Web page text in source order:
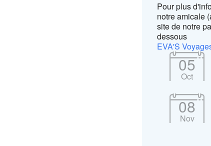
Pour plus
notre amicale
site de notre
dessous
EVA'S
05
Oct
08
Nov